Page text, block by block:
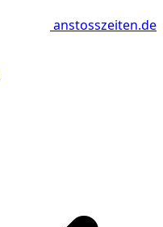
anstosszeiten.de